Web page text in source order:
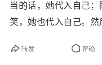
当的话，她代入自己
笑，她也代入自己。
办，结果就是和我一
转发 评论